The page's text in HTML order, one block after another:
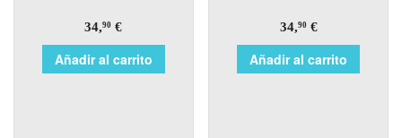
34,90 €
Añadir al carrito
34,90€
Añadir al carrito